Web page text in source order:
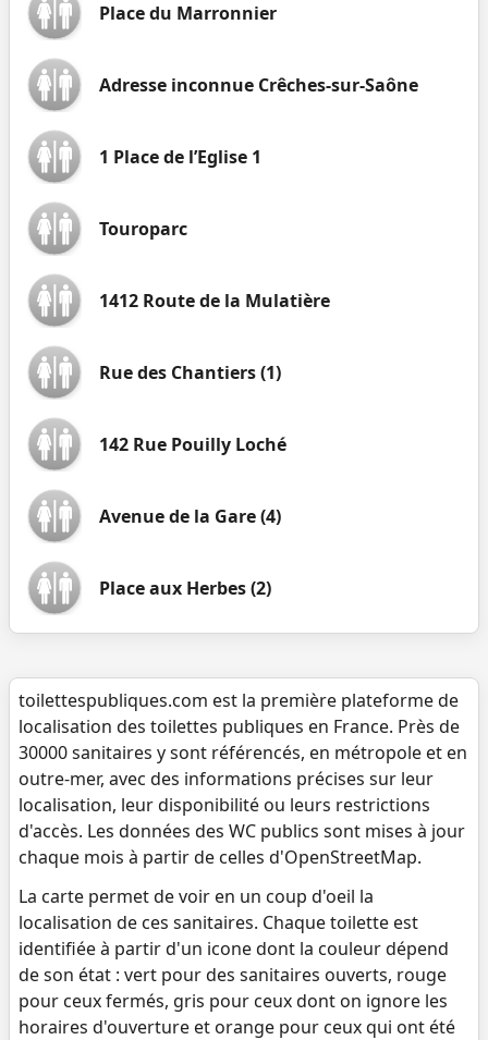
Place du Marronnier
Adresse inconnue Crêches-sur-Saône
1 Place de l’Eglise 1
Touroparc
1412 Route de la Mulatière
Rue des Chantiers (1)
142 Rue Pouilly Loché
Avenue de la Gare (4)
Place aux Herbes (2)
toilettespubliques.com est la première plateforme de
localisation des toilettes publiques en France. Près de
30000 sanitaires y sont référencés, en métropole et en
outre-mer, avec des informations précises sur leur
localisation, leur disponibilité ou leurs restrictions
d'accès. Les données des WC publics sont mises à jour
chaque mois à partir de celles d'OpenStreetMap.
La carte permet de voir en un coup d'oeil la
localisation de ces sanitaires. Chaque toilette est
identifiée à partir d'un icone dont la couleur dépend
de son état : vert pour des sanitaires ouverts, rouge
pour ceux fermés, gris pour ceux dont on ignore les
horaires d'ouverture et orange pour ceux qui ont été